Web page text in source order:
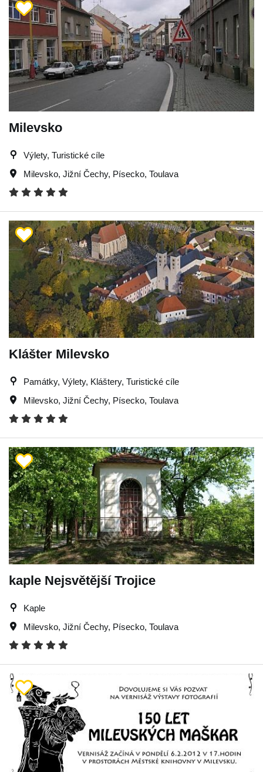
Milevsko
Výlety, Turistické cíle
Milevsko, Jižní Čechy, Písecko, Toulava
Klášter Milevsko
Památky, Výlety, Kláštery, Turistické cíle
Milevsko, Jižní Čechy, Písecko, Toulava
kaple Nejsvětější Trojice
Kaple
Milevsko, Jižní Čechy, Písecko, Toulava